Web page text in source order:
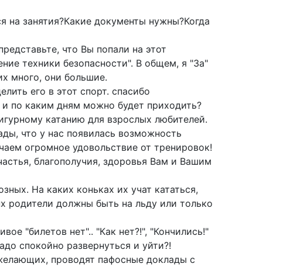
занятия?Какие документы нужны?Когда
что Вы попали на этот
техники безопасности". В общем, я "За"
много, они большие.
его в этот спорт. спасибо
и по каким дням можно будет приходить?
катанию для взрослых любителей.
что у нас появилась возможность
огромное удовольствие от тренировок!
благополучия, здоровья Вам и Вашим
На каких коньках их учат кататься,
родители должны быть на льду или только
"билетов нет".. "Как нет?!", "Кончились!"
спокойно развернуться и уйти?!
проводят пафосные доклады с